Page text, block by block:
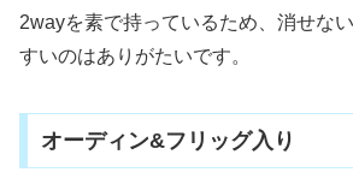
2wayを素で持っているため、消せな
すいのはありがたいです。
オーディン&フリッグ入り